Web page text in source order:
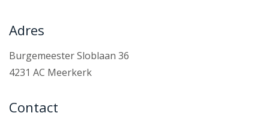
Adres
Burgemeester Sloblaan 36
4231 AC Meerkerk
Contact